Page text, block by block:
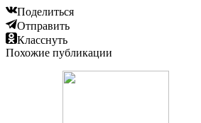
Поделиться
Отправить
Класснуть
Похожие публикации